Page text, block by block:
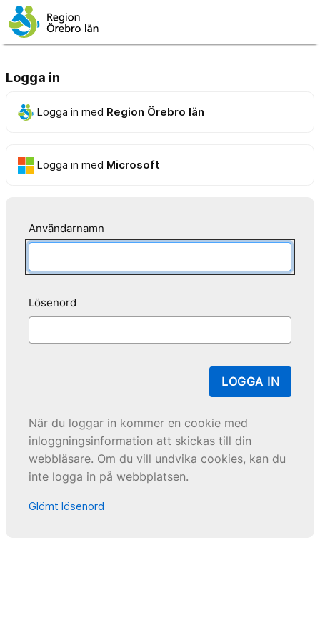
Logga in
Logga in med Region Örebro län
Logga in med Microsoft
Användarnamn
Lösenord
LOGGA IN
När du loggar in kommer en cookie med
inloggningsinformation att skickas till din
webbläsare. Om du vill undvika cookies, kan du
inte logga in på webbplatsen.
Glömt lösenord